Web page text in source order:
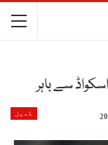
کھیل